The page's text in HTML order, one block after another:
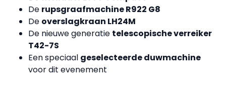
De rupsgraafmachine R922 G8
De overslagkraan LH24M
De nieuwe generatie telescopische verreiker
T42-7S
Een speciaal geselecteerde duwmachine
voor dit evenement